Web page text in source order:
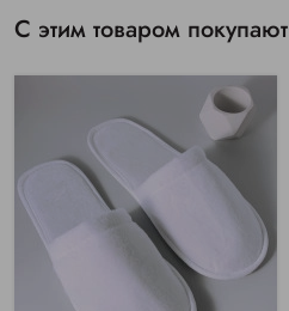
С этим товаром покупают